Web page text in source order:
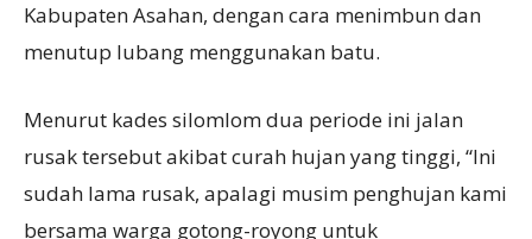
Kabupaten Asahan, dengan cara menimbun dan
menutup lubang menggunakan batu.
Menurut kades silomlom dua periode ini jalan
rusak tersebut akibat curah hujan yang tinggi, “Ini
sudah lama rusak, apalagi musim penghujan kami
bersama warga gotong-royong untuk